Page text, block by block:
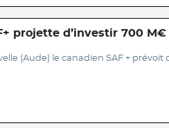
projette d’investir 700
(Aude) le canadien SAF +